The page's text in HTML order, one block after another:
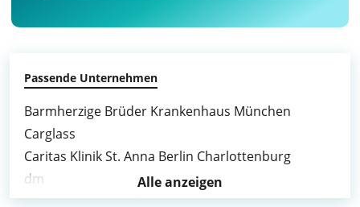
Passende Unternehmen
Barmherzige Brüder Krankenhaus München
Carglass
Caritas Klinik St. Anna Berlin Charlottenburg
dm
dm drogerie markt GmbH
Alle anzeigen